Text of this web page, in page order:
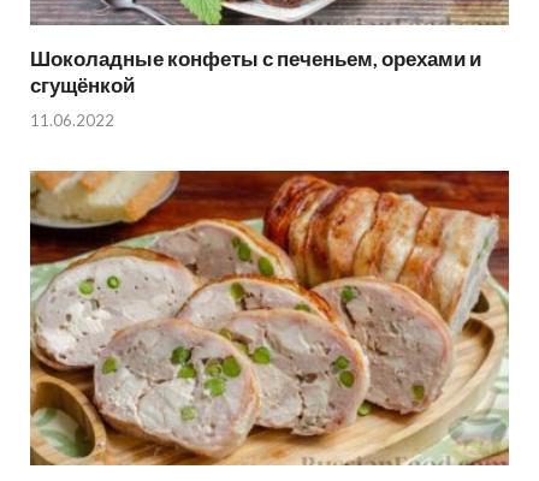
Шоколадные конфеты с печеньем, орехами и
сгущёнкой
11.06.2022